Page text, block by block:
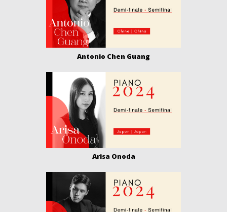
Antonio Chen Guang
Arisa Onoda